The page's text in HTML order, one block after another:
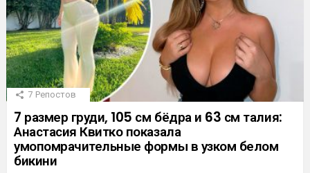
7 Репостов
7 размер груди, 105 см бёдра и 63 см талия:
Анастасия Квитко показала
умопомрачительные формы в узком белом
бикини